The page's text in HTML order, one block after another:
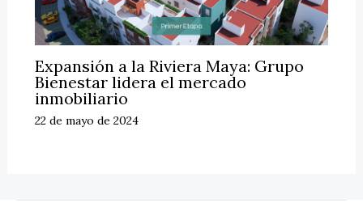
Expansión a la Riviera Maya: Grupo
Bienestar lidera el mercado
inmobiliario
22 de mayo de 2024